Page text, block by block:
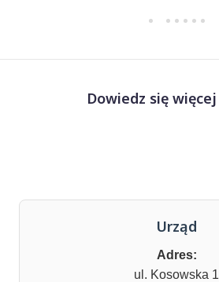
Dowiedz się więcej
Urząd
Adres:
ul. Kosowska 1